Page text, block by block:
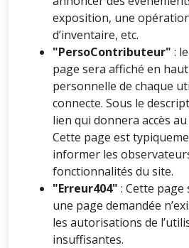
exposition, une
d’inventaire, etc.
"PersoContributeur" :
page sera affiché en
personnelle de chaque
connecte. Sous le
lien qui donnera accès
Cette page est
informer les
fonctionnalités du site.
"Erreur404" : Cette page
une page demandée
les autorisations de
insuffisantes.